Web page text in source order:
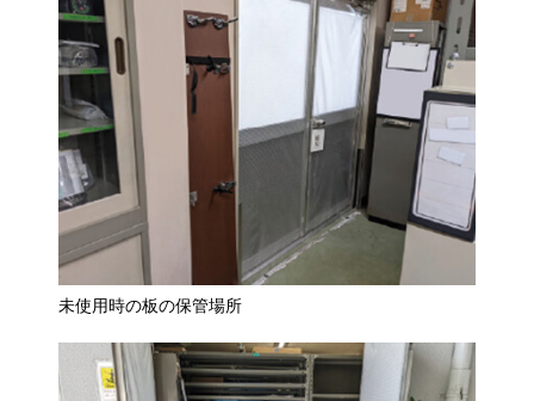
未使用時の板の保管場所